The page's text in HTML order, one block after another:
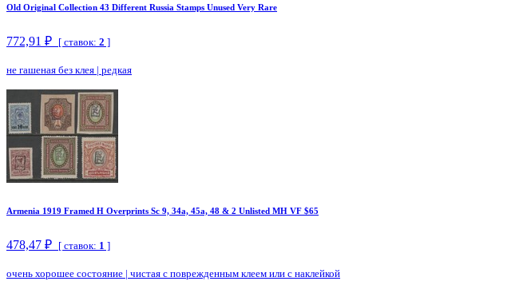
Old Original Collection 43 Different Russia Stamps Unused Very Rare
772,91 ₽ [ ставок: 2 ]
не гашеная без клея | редкая
Armenia 1919 Framed H Overprints Sc 9, 34a, 45a, 48 & 2 Unlisted MH VF $65
478,47 ₽ [ ставок: 1 ]
очень хорошее состояние | чистая с поврежденным клеем или с наклейкой